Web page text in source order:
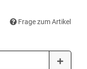
Frage zum Artikel